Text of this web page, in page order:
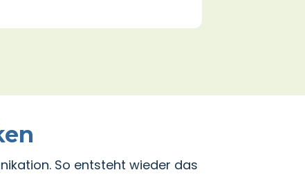
So entsteht wieder das